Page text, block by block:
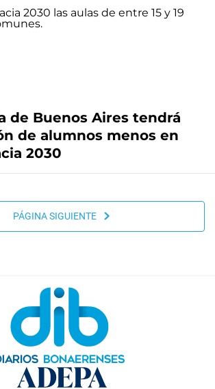
de Buenos Aires tendrá
de alumnos menos en
2030
PÁGINA SIGUIENTE